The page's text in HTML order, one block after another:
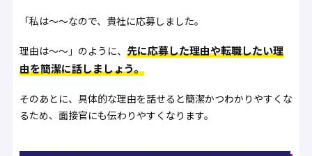
「私は～～なので、貴社に応募しました。
理由は～～」のように、 先に応募した理由や転職したい理
由を簡潔に話しましょう。
そのあとに、具体的な理由を話せると簡潔かつわかりやすくな
るため、面接官にも伝わりやすくなります。